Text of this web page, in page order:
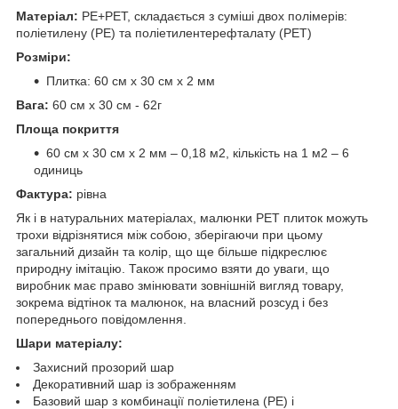
Матеріал: PE+PET, складається з суміші двох полімерів:
поліетилену (PE) та поліетилентерефталату (PET)
Розміри:
Плитка: 60 см х 30 см х 2 мм
Вага: 60 см х 30 см - 62г
Площа покриття
60 см х 30 см х 2 мм – 0,18 м2, кількість на 1 м2 – 6
одиниць
Фактура: рівна
Як і в натуральних матеріалах, малюнки РЕТ плиток можуть
трохи відрізнятися між собою, зберігаючи при цьому
загальний дизайн та колір, що ще більше підкреслює
природну імітацію. Також просимо взяти до уваги, що
виробник має право змінювати зовнішній вигляд товару,
зокрема відтінок та малюнок, на власний розсуд і без
попереднього повідомлення.
Шари матеріалу:
Захисний прозорий шар
Декоративний шар із зображенням
Базовий шар з комбинації поліетилена (PE) і